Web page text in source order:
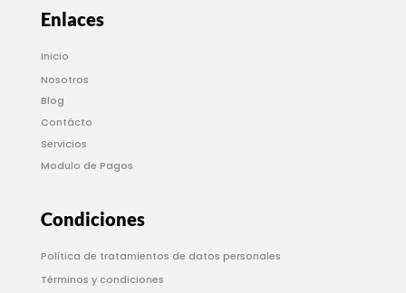
Enlaces
Inicio
Nosotros
Blog
Contácto
Servicios
Modulo de Pagos
Condiciones
Política de tratamientos de datos personales
Términos y condiciones